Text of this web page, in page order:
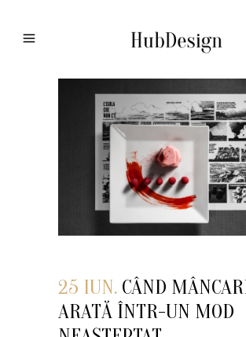
25 IUN. CÂND
ARATĂ ÎNTR-UN MOD